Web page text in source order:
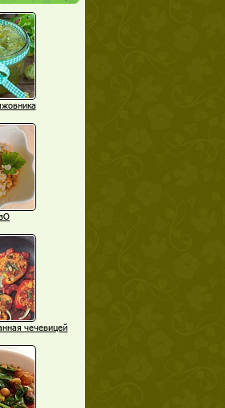
чечевицей